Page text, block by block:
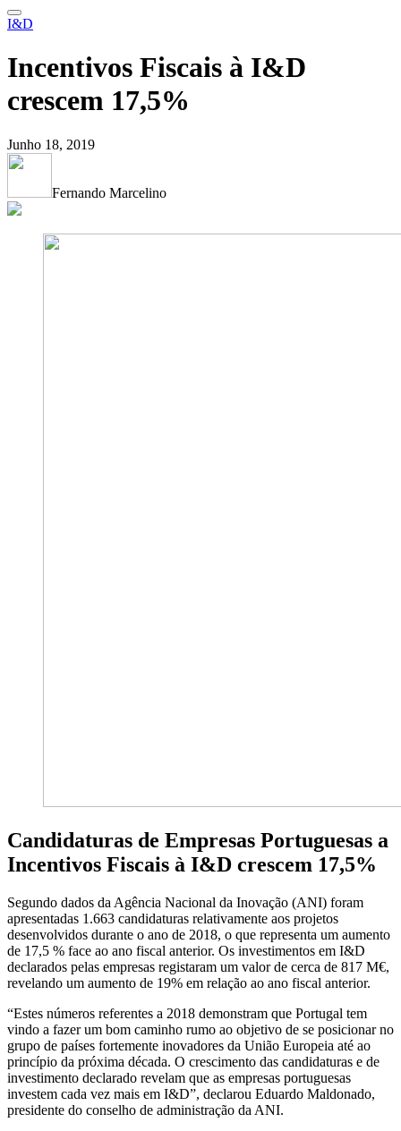
I&D
Incentivos Fiscais à I&D
crescem 17,5%
Junho 18, 2019
Fernando Marcelino
Candidaturas de Empresas Portuguesas a
Incentivos Fiscais à I&D crescem 17,5%
Segundo dados da Agência Nacional da Inovação (ANI) foram
apresentadas 1.663 candidaturas relativamente aos projetos
desenvolvidos durante o ano de 2018, o que representa um aumento
de 17,5 % face ao ano fiscal anterior. Os investimentos em I&D
declarados pelas empresas registaram um valor de cerca de 817 M€,
revelando um aumento de 19% em relação ao ano fiscal anterior.
“Estes números referentes a 2018 demonstram que Portugal tem
vindo a fazer um bom caminho rumo ao objetivo de se posicionar no
grupo de países fortemente inovadores da União Europeia até ao
princípio da próxima década. O crescimento das candidaturas e de
investimento declarado revelam que as empresas portuguesas
investem cada vez mais em I&D”, declarou Eduardo Maldonado,
presidente do conselho de administração da ANI.